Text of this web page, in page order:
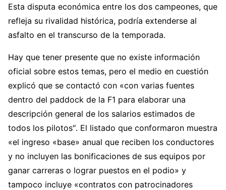
Esta disputa económica entre los dos campeones, que
refleja su rivalidad histórica, podría extenderse al
asfalto en el transcurso de la temporada.
Hay que tener presente que no existe información
oficial sobre estos temas, pero el medio en cuestión
explicó que se contactó con «con varias fuentes
dentro del paddock de la F1 para elaborar una
descripción general de los salarios estimados de
todos los pilotos″. El listado que conformaron muestra
«el ingreso «base» anual que reciben los conductores
y no incluyen las bonificaciones de sus equipos por
ganar carreras o lograr puestos en el podio» y
tampoco incluye «contratos con patrocinadores